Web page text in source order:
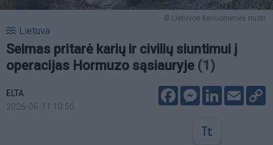
© Lietuvos kariuomenės nuotr.
Lietuva
Seimas pritarė karių ir civilių siuntimui į
operacijas Hormuzo sąsiauryje (1)
ELTA
2026-06-11 10:50
FacebookMessenger
LinkedIn
Email